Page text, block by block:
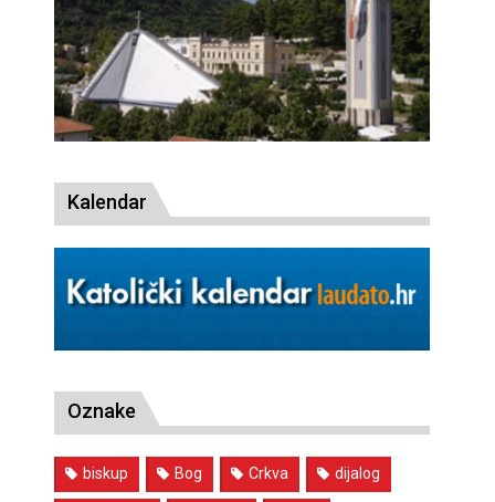
Kalendar
Oznake
biskup Bog Crkva dijalog